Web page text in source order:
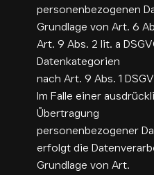
personenbezogenen
Grundlage von Art. 6
Art. 9 Abs. 2 lit. a
Datenkategorien
nach Art. 9 Abs. 1
Im Falle einer
Übertragung
personenbezogener
erfolgt die
Grundlage von Art.